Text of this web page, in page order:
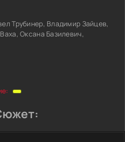
Трубинер, Владимир Зайцев,
Оксана Базилевич,